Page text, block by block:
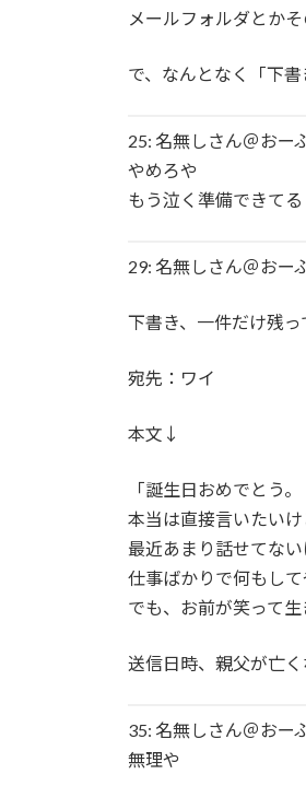
本日の｢FNS歌謡祭｣
【苦言】あいみょん
メールフォルダとか
で、なんとなく「下
25: 名無しさん＠おー
やめろや
もう泣く準備できてる
29: 名無しさん＠おー
下書き、一件だけ残っ
宛先：ワイ
本文↓
「誕生日おめでとう。
本当は直接言いたいけ
最近あまり話せてな
仕事ばかりで何もして
でも、お前が笑って
送信日時、親父が亡
35: 名無しさん＠おー
無理や